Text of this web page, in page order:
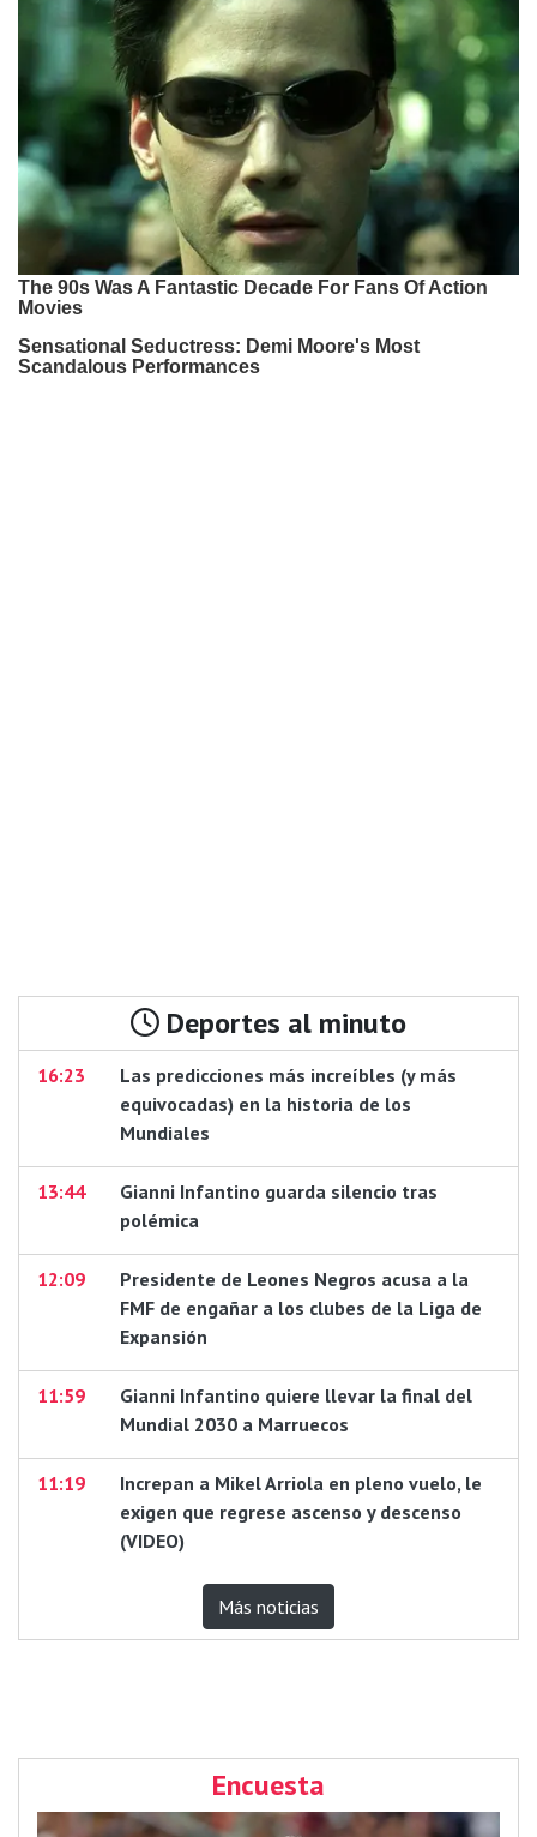
Deportes al minuto
16:23
Las predicciones más increíbles (y más
equivocadas) en la historia de los
Mundiales
13:44
Gianni Infantino guarda silencio tras
polémica
12:09
Presidente de Leones Negros acusa a la
FMF de engañar a los clubes de la Liga de
Expansión
11:59
Gianni Infantino quiere llevar la final del
Mundial 2030 a Marruecos
11:19
Increpan a Mikel Arriola en pleno vuelo, le
exigen que regrese ascenso y descenso
(VIDEO)
Más noticias
Encuesta